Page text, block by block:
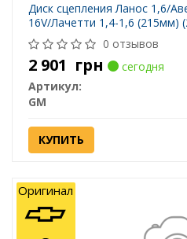
Диск сцепления Ланос 1,6/
16V/Лачетти 1,4-1,6 (215мм)
0 отзывов
2 901 грн
сегодня
Артикул:
GM
КУПИТЬ
Оригинал